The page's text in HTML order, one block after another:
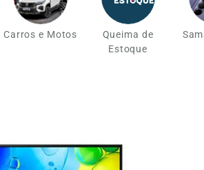
Carros e Motos
Queima de
Estoque